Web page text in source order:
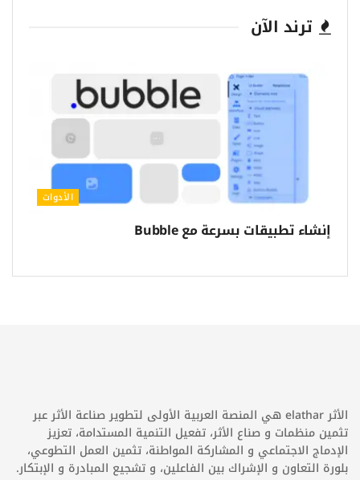
ترند الآن
الأدوات
إنشاء تطبيقات بسرعة مع Bubble
الأثر elathar هي المنصة العربية الأولى لتطوير صناعة الأثر عبر
تثمين منظمات و صناع الأثر، تفعيل التنمية المستدامة، تعزيز
الإدماج الاجتماعي و المشاركة المواطنة، تثمين العمل التطوعي،
بلورة التعاون و الإشراك بين الفاعلين، و تشجيع المبادرة و الإبتكار.